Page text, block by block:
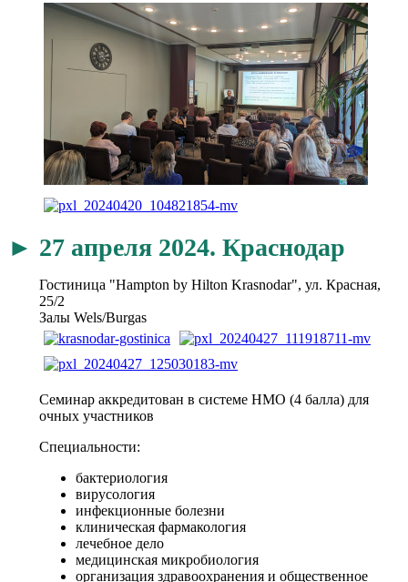
► 27 апреля 2024. Краснодар
Гостиница "Hampton by Hilton Krasnodar", ул. Красная,
25/2
Залы Wels/Burgas
Семинар аккредитован в системе НМО (4 балла) для
очных участников
Специальности:
бактериология
вирусология
инфекционные болезни
клиническая фармакология
лечебное дело
медицинская микробиология
организация здравоохранения и общественное